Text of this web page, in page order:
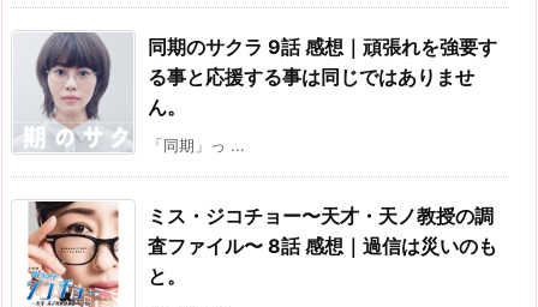
同期のサクラ 9話 感想｜頑張れを強要す
る事と応援する事は同じではありませ
ん。
「同期」っ ...
ミス・ジコチョー〜天才・天ノ教授の調
査ファイル〜 8話 感想｜過信は災いのも
と。